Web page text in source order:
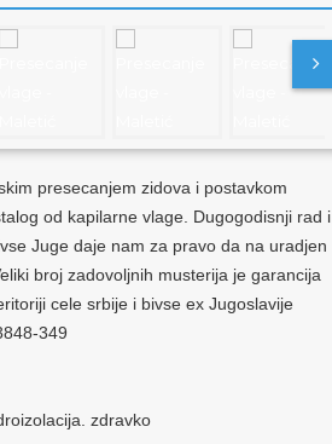
presecanjem zidova i postavkom
od kapilarne vlage. Dugogodisnji rad i
Juge daje nam za pravo da na uradjen
broj zadovoljnih musterija je garancija
cele srbije i bivse ex Jugoslavije
349
zdravko